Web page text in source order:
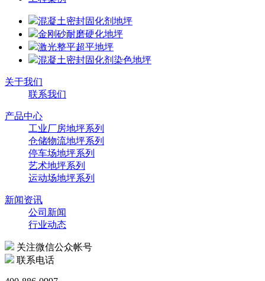
混凝土密封固化剂地坪
金刚砂耐磨硬化地坪
激光整平超平地坪
混凝土密封固化剂染色地坪
关于我们
联系我们
产品中心
工业厂房地坪系列
仓储物流地坪系列
停车场地坪系列
艺术地坪系列
运动场地坪系列
新闻资讯
公司新闻
行业动态
关注微信公众帐号
联系电话